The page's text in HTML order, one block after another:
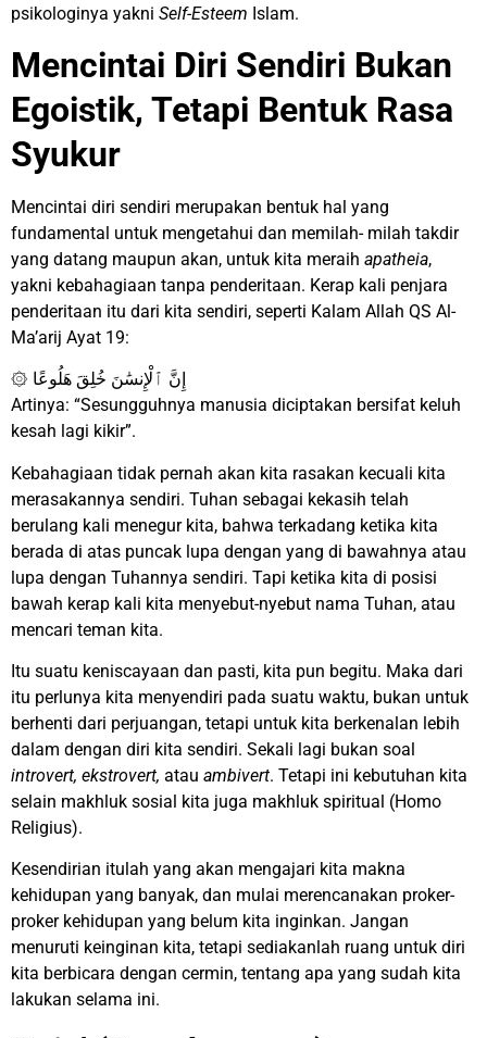
psikologinya yakni Self-Esteem Islam.
Mencintai Diri Sendiri Bukan
Egoistik, Tetapi Bentuk Rasa
Syukur
Mencintai diri sendiri merupakan bentuk hal yang
fundamental untuk mengetahui dan memilah- milah takdir
yang datang maupun akan, untuk kita meraih apatheia,
yakni kebahagiaan tanpa penderitaan. Kerap kali penjara
penderitaan itu dari kita sendiri, seperti Kalam Allah QS Al-
Ma’arij Ayat 19:
۞ إِنَّ ٱلْإِنسَٰنَ خُلِقَ هَلُوعًا
Artinya: “Sesungguhnya manusia diciptakan bersifat keluh
kesah lagi kikir”.
Kebahagiaan tidak pernah akan kita rasakan kecuali kita
merasakannya sendiri. Tuhan sebagai kekasih telah
berulang kali menegur kita, bahwa terkadang ketika kita
berada di atas puncak lupa dengan yang di bawahnya atau
lupa dengan Tuhannya sendiri. Tapi ketika kita di posisi
bawah kerap kali kita menyebut-nyebut nama Tuhan, atau
mencari teman kita.
Itu suatu keniscayaan dan pasti, kita pun begitu. Maka dari
itu perlunya kita menyendiri pada suatu waktu, bukan untuk
berhenti dari perjuangan, tetapi untuk kita berkenalan lebih
dalam dengan diri kita sendiri. Sekali lagi bukan soal
introvert, ekstrovert, atau ambivert. Tetapi ini kebutuhan kita
selain makhluk sosial kita juga makhluk spiritual (Homo
Religius).
Kesendirian itulah yang akan mengajari kita makna
kehidupan yang banyak, dan mulai merencanakan proker-
proker kehidupan yang belum kita inginkan. Jangan
menuruti keinginan kita, tetapi sediakanlah ruang untuk diri
kita berbicara dengan cermin, tentang apa yang sudah kita
lakukan selama ini.